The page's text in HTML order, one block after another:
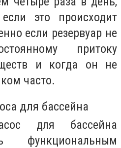
это происходит
если резервуар не
притоку
и когда он не
часто.
для бассейна
для бассейна
функциональным